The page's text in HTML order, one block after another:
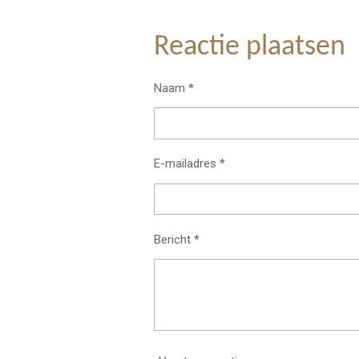
e
n
r
e
Reactie plaatsen
Naam *
E-mailadres *
Bericht *